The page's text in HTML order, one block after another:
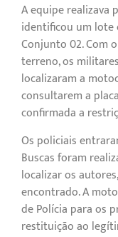
A equipe
identificou um lote
Conjunto 02. Com
terreno, os
localizaram a
consultarem a
confirmada a
Os policiais
Buscas foram
localizar os
encontrado. A
de Polícia para os
restituição ao